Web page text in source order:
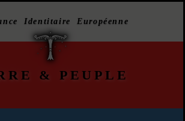
Identitaire Européenne
& PEUPLE